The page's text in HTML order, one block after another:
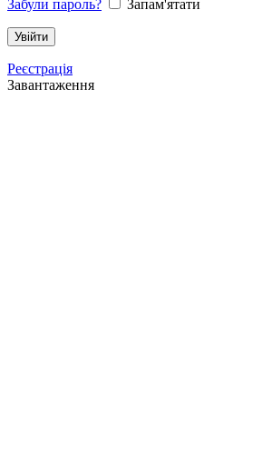
Забули пароль? Запам'ятати
Реєстрація
Завантаження